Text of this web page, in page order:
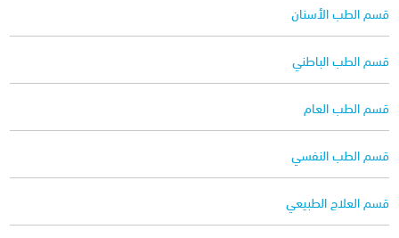
قسم الطب الأسنان
قسم الطب الباطني
قسم الطب العام
قسم الطب النفسي
قسم العلاج الطبيعي